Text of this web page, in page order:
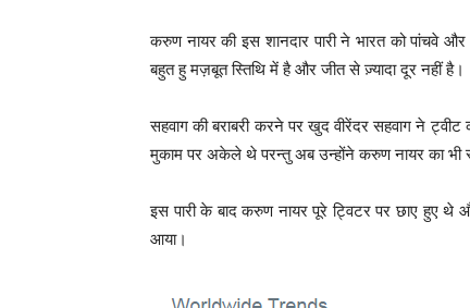
करुण नायर की इस शानदार पारी ने भारत को पांचवे
बहुत हु मज़बूत स्तिथि में है और जीत से ज़्यादा दूर नहीं है।
सहवाग की बराबरी करने पर खुद वीरेंदर सहवाग ने
मुकाम पर अकेले थे परन्तु अब उन्होंने करुण नायर का भी
इस पारी के बाद करुण नायर पूरे ट्विटर पर छाए हुए
आया।